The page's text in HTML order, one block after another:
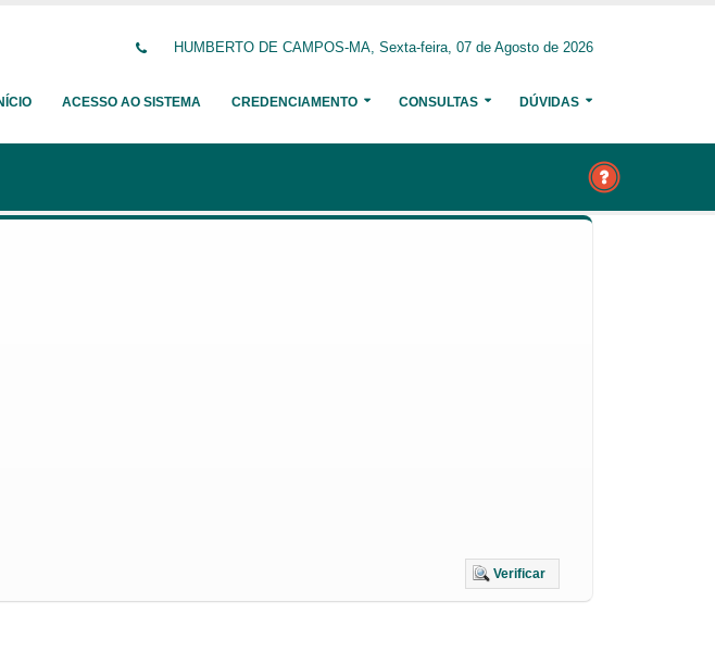
HUMBERTO DE CAMPOS-MA, Sexta-feira, 07 de Agosto de 2026
ACESSO AO SISTEMA CREDENCIAMENTO CONSULTAS DÚVIDAS
Verificar